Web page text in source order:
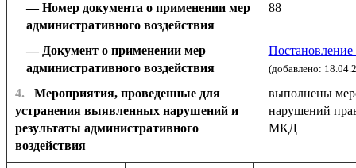
Номер документа о применении мер
административного воздействия
88
Документ о применении мер
административного воздействия
(добавлено:
4.
Мероприятия, проведенные для
устранения выявленных нарушений и
результаты административного
воздействия
выполнены
нарушений
МКД